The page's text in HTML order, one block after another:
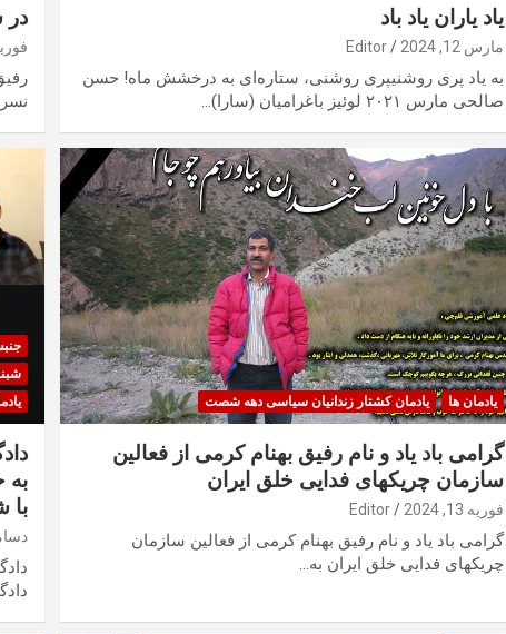
یاد یاران یاد باد
مارس 12, 2024 Editor
به یاد پری روشنیپری روشنی، ستاره‌ای به درخشش ماه! حسن
صالحی مارس ۲۰۲۱ لوئیز باغرامیان (سارا)…
در
فوریه
یادمان ها یادمان کشتار زندانیان سیاسی دهه شصت
گرامی باد یاد و نام رفیق بهنام کرمی از فعالین
سازمان چریکهای فدایی خلق ایران
فوریه 13, 2024 Editor
گرامی باد یاد و نام رفیق بهنام کرمی از فعالین سازمان
چریکهای فدایی خلق ایران به…
به
با
دسامبر